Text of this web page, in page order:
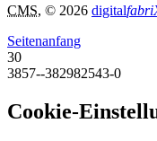
CMS, © 2026 digital
Seitenanfang
30
3857--382982543-0
Cookie-